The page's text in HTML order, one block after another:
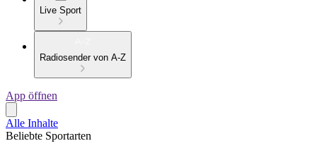
Live Sport
Radiosender von A-Z
App öffnen
Alle Inhalte
Beliebte Sportarten